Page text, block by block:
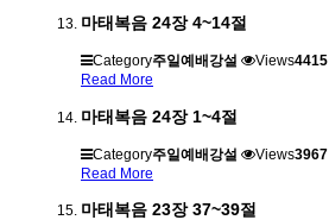
마태복음 24장 4~14절
Category주일예배강설 Views4415
Read More
마태복음 24장 1~4절
Category주일예배강설 Views3967
Read More
마태복음 23장 37~39절